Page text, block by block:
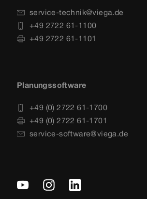
service-technik@viega.de
+49 2722 61-1100
+49 2722 61-1101
Planungssoftware
+49 (0) 2722 61-1700
+49 (0) 2722 61-1701
service-software@viega.de